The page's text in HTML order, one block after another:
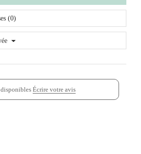
(0)
Écrire votre avis